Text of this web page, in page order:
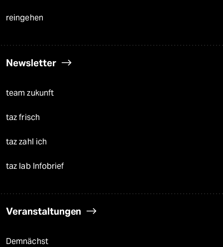
reingehen
Newsletter
team zukunft
taz frisch
taz zahl ich
taz lab Infobrief
Veranstaltungen
Demnächst